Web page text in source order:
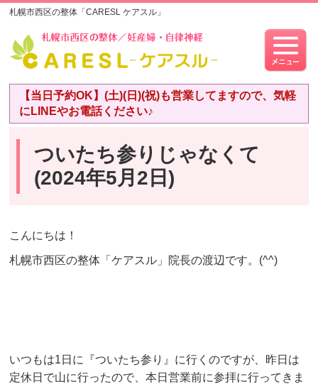
札幌市西区の整体「CARESL ケアスル」
【当日予約OK】(土)(日)(祝)も営業してますので、気軽
にLINEやお電話ください♪
ついたち参りじゃなくて
(2024年5月2日)
こんにちは！
札幌市西区の整体「ケアスル」院長の渡辺です。(^^)
いつもは1日に『ついたち参り』に行くのですが、昨日は
定休日で山に行ったので、本日営業前に参拝に行ってきま